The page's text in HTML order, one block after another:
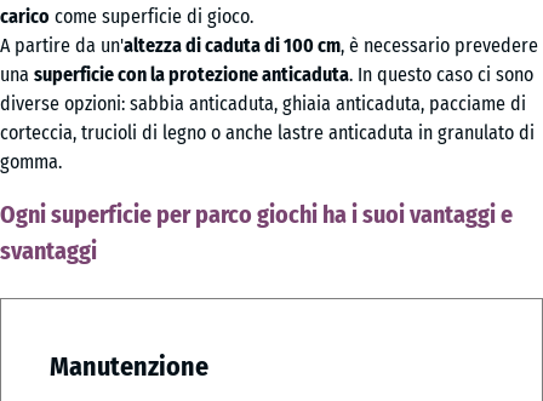
carico come superficie di gioco.
A partire da un'altezza di caduta di 100 cm, è necessario prevedere
una superficie con la protezione anticaduta. In questo caso ci sono
diverse opzioni: sabbia anticaduta, ghiaia anticaduta, pacciame di
corteccia, trucioli di legno o anche lastre anticaduta in granulato di
gomma.
Ogni superficie per parco giochi ha i suoi vantaggi e
svantaggi
Manutenzione